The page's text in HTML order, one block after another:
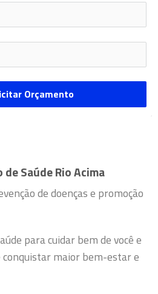
Orçamento
Saúde Rio Acima
de doenças e promoção
para cuidar bem de você e
maior bem-estar e